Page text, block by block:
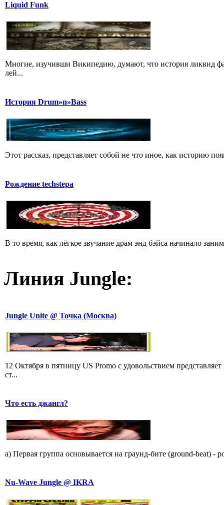
Liquid Funk
Многие, изучивши Википедию, думают, что история ликвид
лей...
История Drum»n»Bass
Этот рассказ, представляет собой не что иное, как историю
Рождение techstepа
В то время, как лёгкое звучание драм энд бэйса начинало
Линия Jungle:
Jungle Unite @ Точка (Москва)
12 Октября в пятницу US Promo с удовольствием
ст...
Что есть джангл?
a) Пеpвая гpyппа основывается на гpаyнд-бите (ground-beat)
Nu-Wave Jungle @ IKRA